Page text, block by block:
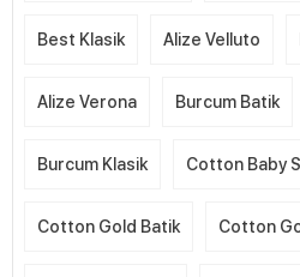
Best Klasik Alize Velluto
Alize Verona Burcum Batik
Burcum Klasik Cotton Baby
Cotton Gold Batik Cotton